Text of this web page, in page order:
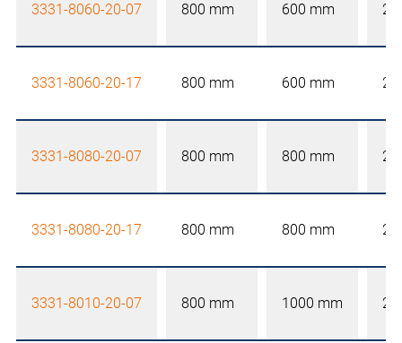
3331-8060-20-07 800 mm 600 mm
3331-8060-20-17 800 mm 600 mm
3331-8080-20-07 800 mm 800 mm
3331-8080-20-17 800 mm 800 mm
3331-8010-20-07 800 mm 1000 mm